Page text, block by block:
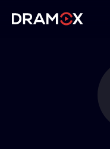
Зареєструватися